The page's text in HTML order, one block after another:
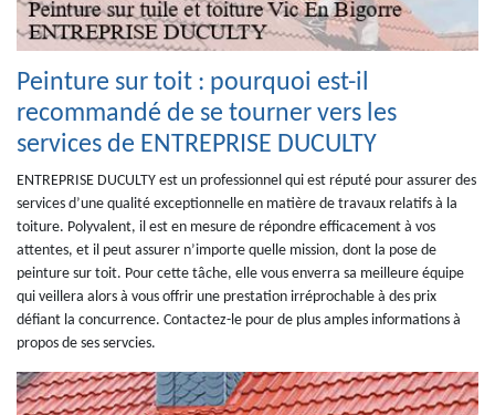
Peinture sur toit : pourquoi est-il
recommandé de se tourner vers les
services de ENTREPRISE DUCULTY
ENTREPRISE DUCULTY est un professionnel qui est réputé pour assurer des
services d’une qualité exceptionnelle en matière de travaux relatifs à la
toiture. Polyvalent, il est en mesure de répondre efficacement à vos
attentes, et il peut assurer n’importe quelle mission, dont la pose de
peinture sur toit. Pour cette tâche, elle vous enverra sa meilleure équipe
qui veillera alors à vous offrir une prestation irréprochable à des prix
défiant la concurrence. Contactez-le pour de plus amples informations à
propos de ses servcies.